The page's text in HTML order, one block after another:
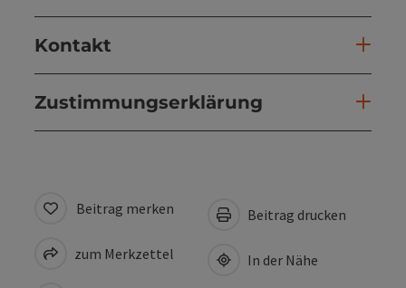
Kontakt
Zustimmungserklärung
Beitrag merken
zum Merkzettel
Beitrag drucken
In der Nähe